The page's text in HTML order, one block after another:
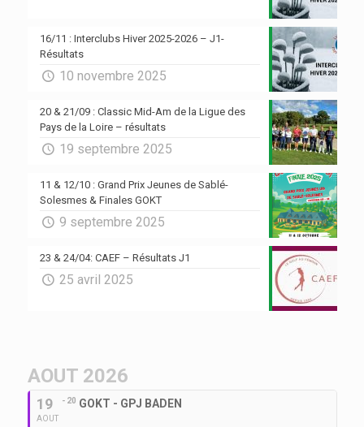
16/11 : Interclubs Hiver 2025-2026 – J1-
Résultats
10 novembre 2025
20 & 21/09 : Classic Mid-Am de la Ligue des
Pays de la Loire – résultats
19 septembre 2025
11 & 12/10 : Grand Prix Jeunes de Sablé-
Solesmes & Finales GOKT
9 septembre 2025
23 & 24/04: CAEF – Résultats J1
25 avril 2025
AOUT 2026
19
AOUT
- 20 GOKT - GPJ BADEN